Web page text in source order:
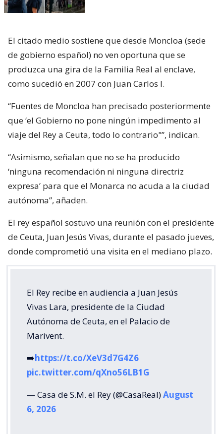
El citado medio sostiene que desde Moncloa (sede
de gobierno español) no ven oportuna que se
produzca una gira de la Familia Real al enclave,
como sucedió en 2007 con Juan Carlos I.
“Fuentes de Moncloa han precisado posteriormente
que ‘el Gobierno no pone ningún impedimento al
viaje del Rey a Ceuta, todo lo contrario"”, indican.
“Asimismo, señalan que no se ha producido
‘ninguna recomendación ni ninguna directriz
expresa’ para que el Monarca no acuda a la ciudad
autónoma”, añaden.
El rey español sostuvo una reunión con el presidente
de Ceuta, Juan Jesús Vivas, durante el pasado jueves,
donde comprometió una visita en el mediano plazo.
El Rey recibe en audiencia a Juan Jesús
Vivas Lara, presidente de la Ciudad
Autónoma de Ceuta, en el Palacio de
Marivent.
➡️https://t.co/XeV3d7G4Z6
pic.twitter.com/qXno56LB1G
— Casa de S.M. el Rey (@CasaReal)August
6, 2026